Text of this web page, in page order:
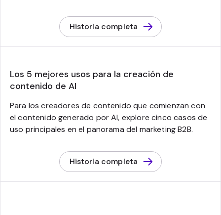
Historia completa
Los 5 mejores usos para la creación de
contenido de AI
Para los creadores de contenido que comienzan con
el contenido generado por AI, explore cinco casos de
uso principales en el panorama del marketing B2B.
Historia completa